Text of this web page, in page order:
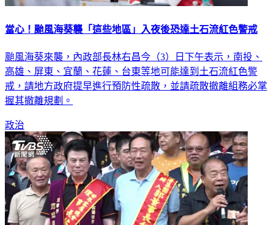
當心！颱風海葵襲「這些地區」入夜後恐達土石流紅色警戒
颱風海葵來襲，內政部長林右昌今（3）日下午表示，南投、
高雄、屏東、宜蘭、花蓮、台東等地可能達到土石流紅色警
戒，請地方政府提早進行預防性疏散，並請疏散撤離組務必掌
握其撤離規劃。
政治